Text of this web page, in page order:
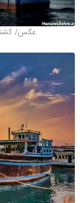
عکس/ کشتی